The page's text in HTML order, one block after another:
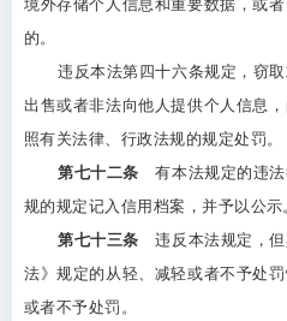
境外存储个人信息和重要数据，或
的。
违反本法第四十六条规定，窃
出售或者非法向他人提供个人信息
照有关法律、行政法规的规定处罚。
第七十二条 有本法规定的违法
规的规定记入信用档案，并予以公示
第七十三条 违反本法规定，但
法》规定的从轻、减轻或者不予处
或者不予处罚。